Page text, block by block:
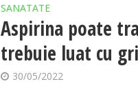
SANATATE
Aspirina poate
trebuie luat cu
30/05/2022